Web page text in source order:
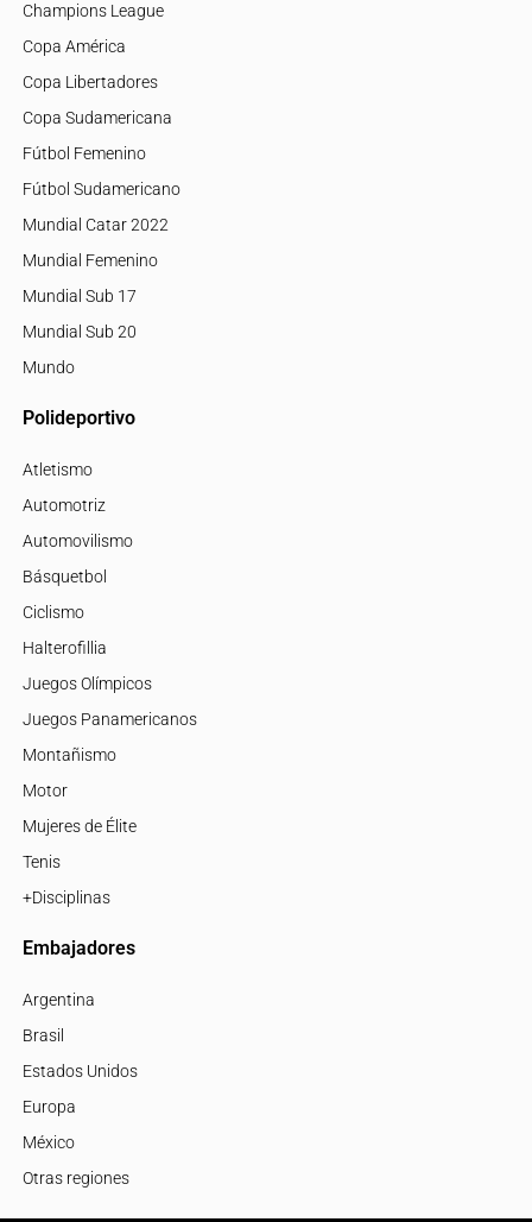
Champions League
Copa América
Copa Libertadores
Copa Sudamericana
Fútbol Femenino
Fútbol Sudamericano
Mundial Catar 2022
Mundial Femenino
Mundial Sub 17
Mundial Sub 20
Mundo
Polideportivo
Atletismo
Automotriz
Automovilismo
Básquetbol
Ciclismo
Halterofillia
Juegos Olímpicos
Juegos Panamericanos
Montañismo
Motor
Mujeres de Élite
Tenis
+Disciplinas
Embajadores
Argentina
Brasil
Estados Unidos
Europa
México
Otras regiones